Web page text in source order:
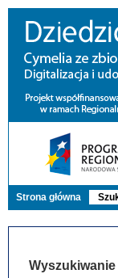
Strona główna